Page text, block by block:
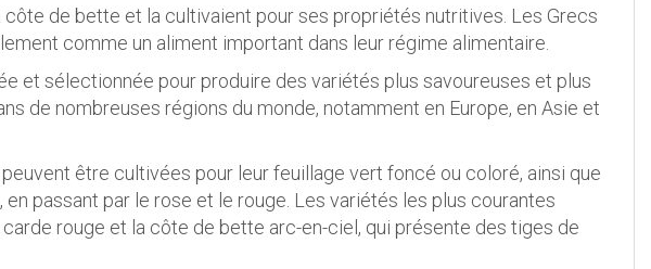
de bette et la cultivaient pour ses propriétés nutritives. Les Grecs
comme un aliment important dans leur régime alimentaire.
et sélectionnée pour produire des variétés plus savoureuses et plus
de nombreuses régions du monde, notamment en Europe, en Asie et
être cultivées pour leur feuillage vert foncé ou coloré, ainsi que
passant par le rose et le rouge. Les variétés les plus courantes
rouge et la côte de bette arc-en-ciel, qui présente des tiges de